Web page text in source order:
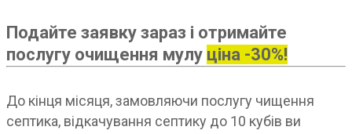
Подайте заявку зараз і отримайте
послугу очищення мулу ціна -30%!
До кінця місяця, замовляючи послугу чищення
септика, відкачування септику до 10 кубів ви